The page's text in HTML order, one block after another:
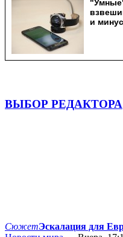
ВЫБОР РЕДАКТОРА
СюжетЭскалация для